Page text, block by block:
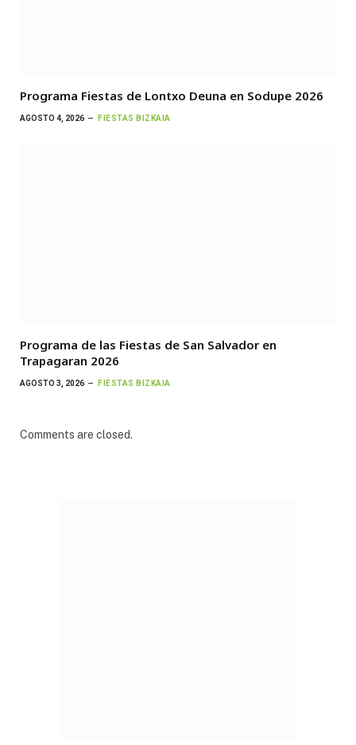
Programa Fiestas de Lontxo Deuna en Sodupe 2026
AGOSTO 4, 2026 FIESTAS BIZKAIA
Programa de las Fiestas de San Salvador en
Trapagaran 2026
AGOSTO 3, 2026 FIESTAS BIZKAIA
Comments are closed.